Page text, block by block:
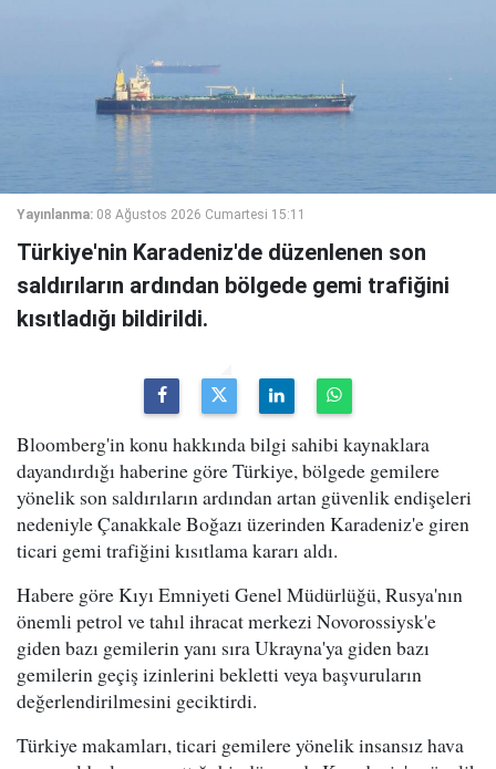
Yayınlanma: 08 Ağustos 2026 Cumartesi 15:11
Türkiye'nin Karadeniz'de düzenlenen son
saldırıların ardından bölgede gemi trafiğini
kısıtladığı bildirildi.
Bloomberg'in konu hakkında bilgi sahibi kaynaklara
dayandırdığı haberine göre Türkiye, bölgede gemilere
yönelik son saldırıların ardından artan güvenlik endişeleri
nedeniyle Çanakkale Boğazı üzerinden Karadeniz'e giren
ticari gemi trafiğini kısıtlama kararı aldı.
Habere göre Kıyı Emniyeti Genel Müdürlüğü, Rusya'nın
önemli petrol ve tahıl ihracat merkezi Novorossiysk'e
giden bazı gemilerin yanı sıra Ukrayna'ya giden bazı
gemilerin geçiş izinlerini bekletti veya başvuruların
değerlendirilmesini geciktirdi.
Türkiye makamları, ticari gemilere yönelik insansız hava